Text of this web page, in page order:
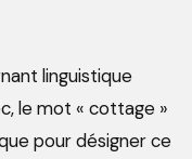
linguistique
le mot « cottage »
pour désigner ce